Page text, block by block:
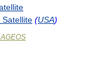
Satellite (USA)